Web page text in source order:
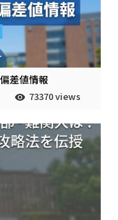
差値情報
73370 views